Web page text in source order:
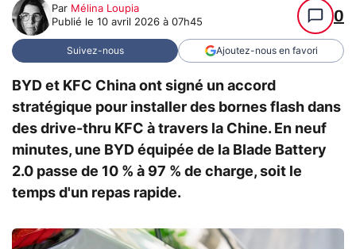
Par Mélina Loupia
Publié le 10 avril 2026 à 07h45 0
Suivez-nous Ajoutez-nous en favori
BYD et KFC China ont signé un accord
stratégique pour installer des bornes flash dans
des drive-thru KFC à travers la Chine. En neuf
minutes, une BYD équipée de la Blade Battery
2.0 passe de 10 % à 97 % de charge, soit le
temps d'un repas rapide.